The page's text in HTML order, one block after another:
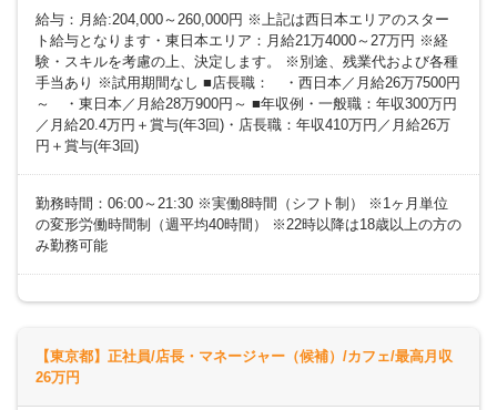
給与：月給:204,000～260,000円 ※上記は西日本エリアのスター
ト給与となります・東日本エリア：月給21万4000～27万円 ※経
験・スキルを考慮の上、決定します。 ※別途、残業代および各種
手当あり ※試用期間なし ■店長職： ・西日本／月給26万7500円
～ ・東日本／月給28万900円～ ■年収例・一般職：年収300万円
／月給20.4万円＋賞与(年3回)・店長職：年収410万円／月給26万
円＋賞与(年3回)
勤務時間：06:00～21:30 ※実働8時間（シフト制） ※1ヶ月単位
の変形労働時間制（週平均40時間） ※22時以降は18歳以上の方の
み勤務可能
【東京都】正社員/店長・マネージャー（候補）/カフェ/最高月収
26万円